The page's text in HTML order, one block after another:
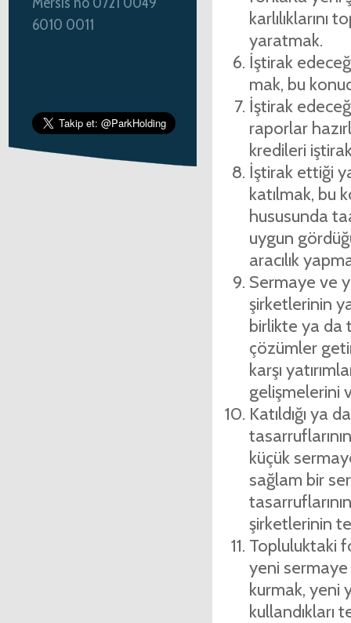
6010 0011
karlılıklarını
yaratmak.
İştirak
mak, bu
İştirak
raporlar
kredileri
İştirak ettiği
katılmak, bu
hususunda
uygun
aracılık
Sermaye ve
şirketlerinin
birlikte ya da
çözüm­ler
karşı
gelişmelerini
Katıldığı ya
küçük
sağlam bir
şirket­lerinin
Topluluktaki
yeni
kurmak, yeni
kullandıkları